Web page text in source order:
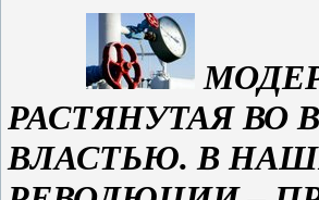
РАСТЯНУТАЯ
ВЛАСТЬЮ. В